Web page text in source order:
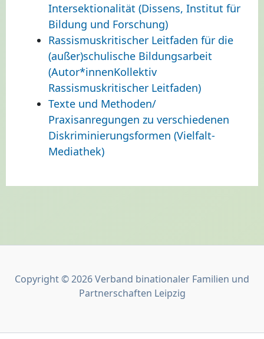
Intersektionalität (Dissens, Institut für
Bildung und Forschung)
Rassismuskritischer Leitfaden für die
(außer)schulische Bildungsarbeit
(Autor*innenKollektiv
Rassismuskritischer Leitfaden)
Texte und Methoden/
Praxisanregungen zu verschiedenen
Diskriminierungsformen (Vielfalt-
Mediathek)
Copyright © 2026 Verband binationaler Familien und
Partnerschaften Leipzig